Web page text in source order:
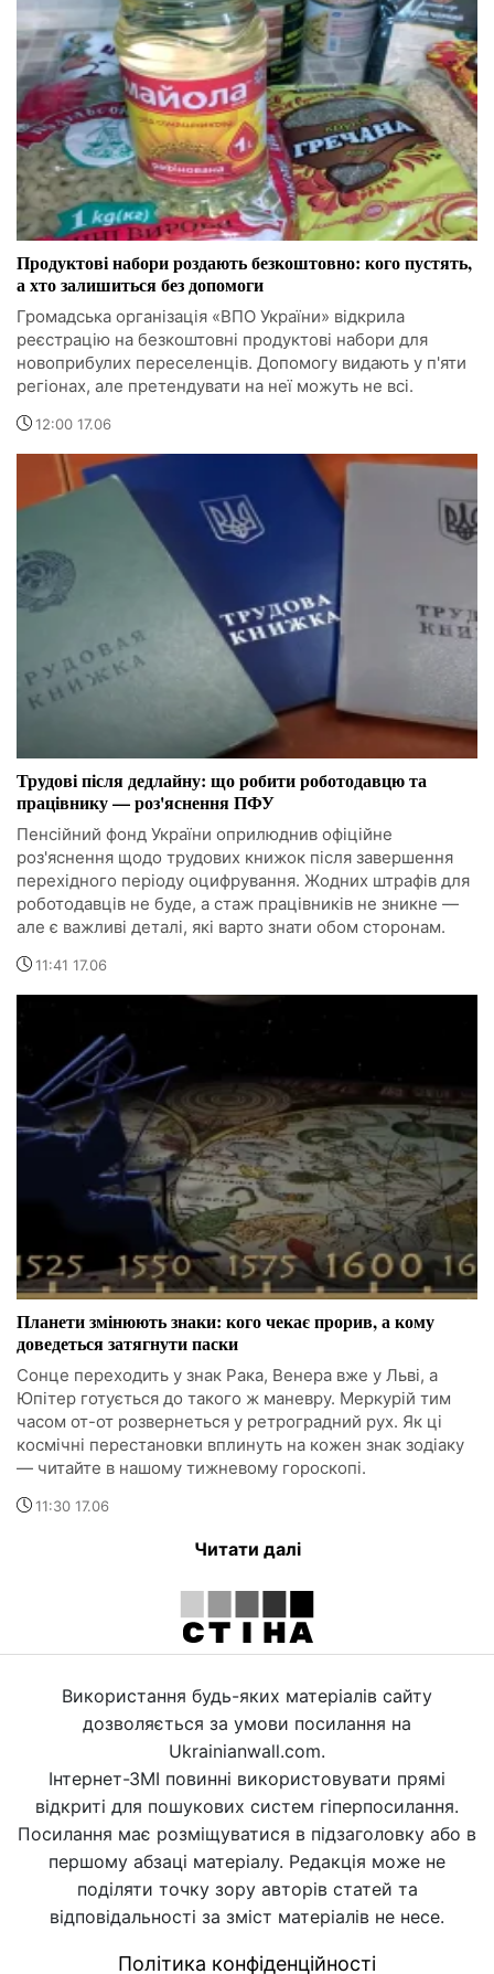
Продуктові набори роздають безкоштовно: кого пустять,
а хто залишиться без допомоги
Громадська організація «ВПО України» відкрила
реєстрацію на безкоштовні продуктові набори для
новоприбулих переселенців. Допомогу видають у п'яти
регіонах, але претендувати на неї можуть не всі.
12:00 17.06
Трудові після дедлайну: що робити роботодавцю та
працівнику — роз'яснення ПФУ
Пенсійний фонд України оприлюднив офіційне
роз'яснення щодо трудових книжок після завершення
перехідного періоду оцифрування. Жодних штрафів для
роботодавців не буде, а стаж працівників не зникне —
але є важливі деталі, які варто знати обом сторонам.
11:41 17.06
Планети змінюють знаки: кого чекає прорив, а кому
доведеться затягнути паски
Сонце переходить у знак Рака, Венера вже у Льві, а
Юпітер готується до такого ж маневру. Меркурій тим
часом от-от розвернеться у ретроградний рух. Як ці
космічні перестановки вплинуть на кожен знак зодіаку
— читайте в нашому тижневому гороскопі.
11:30 17.06
Читати далі
Використання будь-яких матеріалів сайту
дозволяється за умови посилання на
Ukrainianwall.com.
Інтернет-ЗМІ повинні використовувати прямі
відкриті для пошукових систем гіперпосилання.
Посилання має розміщуватися в підзаголовку або в
першому абзаці матеріалу. Редакція може не
поділяти точку зору авторів статей та
відповідальності за зміст матеріалів не несе.
Політика конфіденційності